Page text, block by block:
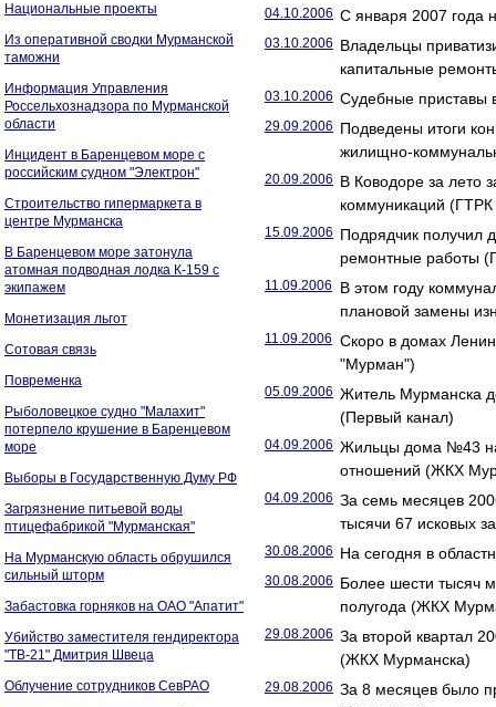
Национальные проекты
Из оперативной сводки Мурманской
таможни
Информация Управления
Россельхознадзора по Мурманской
области
Инцидент в Баренцевом море с
российским судном "Электрон"
Строительство гипермаркета в
центре Мурманска
В Баренцевом море затонула
атомная подводная лодка К-159 с
экипажем
Монетизация льгот
Сотовая связь
Повременка
Рыболовецкое судно "Малахит"
потерпело крушение в Баренцевом
море
Выборы в Государственную Думу РФ
Загрязнение питьевой воды
птицефабрикой "Мурманская"
На Мурманскую область обрушился
сильный шторм
Забастовка горняков на ОАО "Апатит"
Убийство заместителя гендиректора
"ТВ-21" Дмитрия Швеца
Облучение сотрудников СевРАО
04.10.2006 С января 2007 года
03.10.2006 Владельцы
капитальные
03.10.2006 Судебные приставы
29.09.2006 Подведены итоги
жилищно-
20.09.2006 В Ководоре за лето
коммуникаций
15.09.2006 Подрядчик получил
ремонтные работы
11.09.2006
В этом году
плановой замены
11.09.2006 Скоро в домах
"Мурман")
05.09.2006 Житель Мурманска
(Первый канал)
04.09.2006 Жильцы дома №43 на
отношений (ЖКХ
04.09.2006 За семь месяцев
тысячи 67 исковых
30.08.2006 На сегодня в
30.08.2006 Более шести тысяч
полугода (ЖКХ
29.08.2006 За второй квартал
(ЖКХ Мурманска)
29.08.2006 За 8 месяцев было